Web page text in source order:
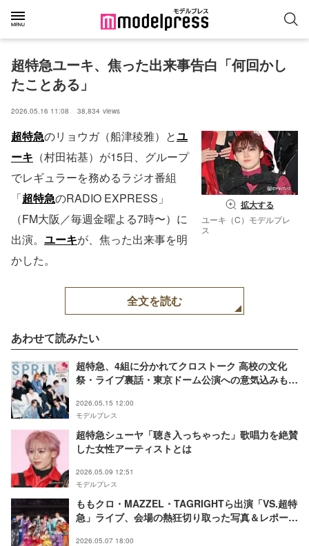
超特急ユーキ、焦った出来事告白「何回かし
たことある」
2026.05.16 11:08 38,834 views
拡大する
ユーキ（C）モデルプレ
ス
超特急のリョウガ（船津稜雅）とユ
ーキ （村田祐基）が15日、グループ
でレギュラーを務めるラジオ番組
「超特急のRADIO EXPRESS」
（FM大阪／毎週金曜よる7時〜）に
出演。 ユーキが、焦った出来事を明
かした。
全文を読む
あわせて読みたい
超特急、4組に分かれてクロストーク 高校の文化
祭・ライブ裏話・東京ドーム公演への意気込みも
2026.05.15 12:00
モデルプレス
超特急シューヤ「聴き入っちゃった」歌唱力を絶賛
した女性アーティストとは
2026.05.09 12:51
モデルプレス
ももクロ・MAZZEL・TAGRIGHTら出演「VS.超特
急」ライブ、会場の熱狂切り取った写真＆レポート
2026.05.07 18:00